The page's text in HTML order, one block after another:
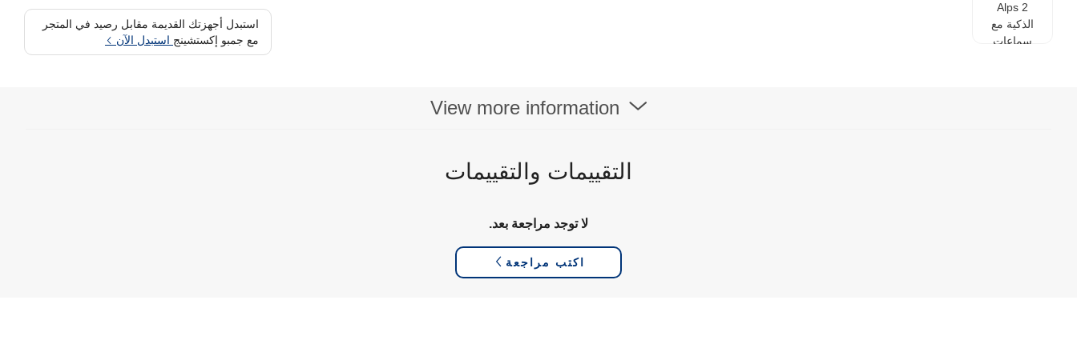
استبدل أجهزتك القديمة مقابل رصيد في المتجر
مع جمبو إكستشينج استبدل الآن
View more information
التقييمات والتقييمات
لا توجد مراجعة بعد.
اكتب مراجعة